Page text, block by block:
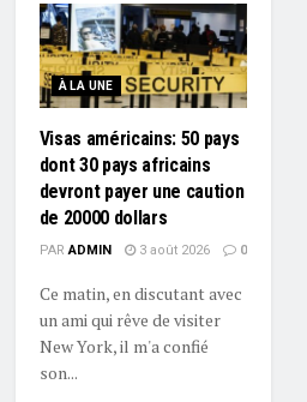
À LA UNE
Visas américains: 50 pays
dont 30 pays africains
devront payer une caution
de 20000 dollars
PAR ADMIN 3 août 2026 0
Ce matin, en discutant avec
un ami qui rêve de visiter
New York, il m'a confié
son...